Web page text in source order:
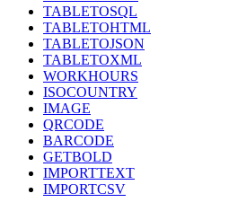
TABLETOSQL
TABLETOHTML
TABLETOJSON
TABLETOXML
WORKHOURS
ISOCOUNTRY
IMAGE
QRCODE
BARCODE
GETBOLD
IMPORTTEXT
IMPORTCSV